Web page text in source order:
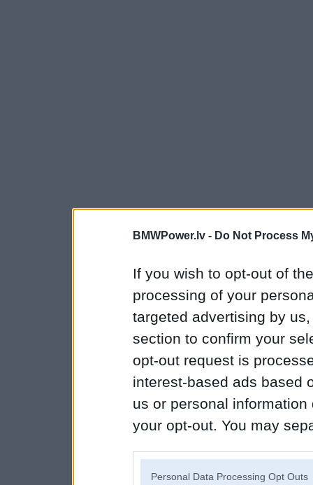
BMWPower.lv - Do Not Process
If you wish to opt-out of
processing of your
targeted advertising by
section to confirm your
opt-out request is
interest-based ads based
us or personal
your opt-out. You may
Personal Data Processing Opt Outs